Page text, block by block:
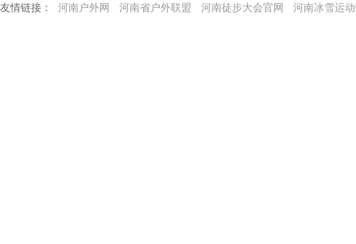
友情链接： 河南户外网 河南省户外联盟 河南徒步大会官网 河南冰雪运